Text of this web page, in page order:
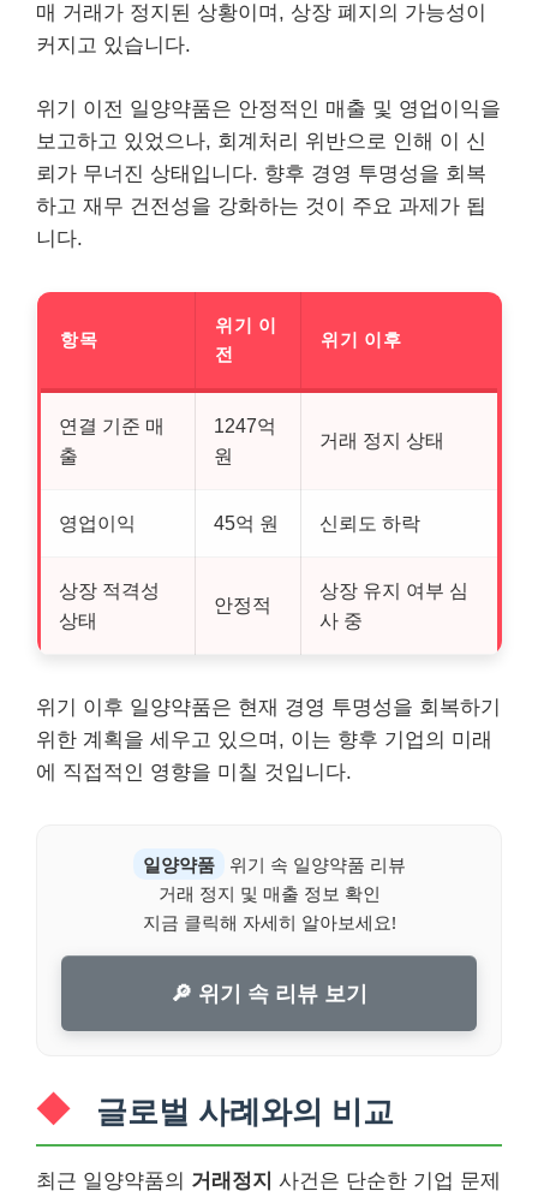
매 거래가 정지된 상황이며, 상장 폐지의 가능성이
커지고 있습니다.
위기 이전 일양약품은 안정적인 매출 및 영업이익을
보고하고 있었으나, 회계처리 위반으로 인해 이 신
뢰가 무너진 상태입니다. 향후 경영 투명성을 회복
하고 재무 건전성을 강화하는 것이 주요 과제가 됩
니다.
항목
위기 이
전
위기 이후
연결 기준 매
출
1247억
원
거래 정지 상태
영업이익 45억 원 신뢰도 하락
상장 적격성
상태
안정적
상장 유지 여부 심
사 중
위기 이후 일양약품은 현재 경영 투명성을 회복하기
위한 계획을 세우고 있으며, 이는 향후 기업의 미래
에 직접적인 영향을 미칠 것입니다.
일양약품
위기 속 일양약품 리뷰
거래 정지 및 매출 정보 확인
지금 클릭해 자세히 알아보세요!
🔎 위기 속 리뷰 보기
글로벌 사례와의 비교
최근 일양약품의 거래정지 사건은 단순한 기업 문제